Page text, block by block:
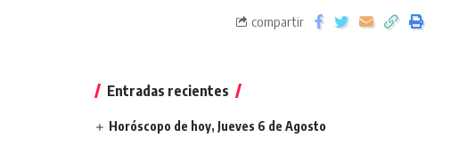
compartir
Entradas recientes
Horóscopo de hoy, Jueves 6 de Agosto